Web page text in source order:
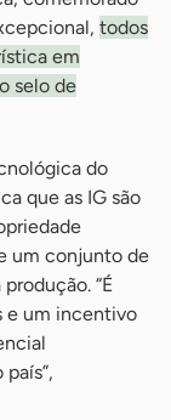
todos
em
selo de
do
que as IG são
um conjunto de
“É
e um incentivo